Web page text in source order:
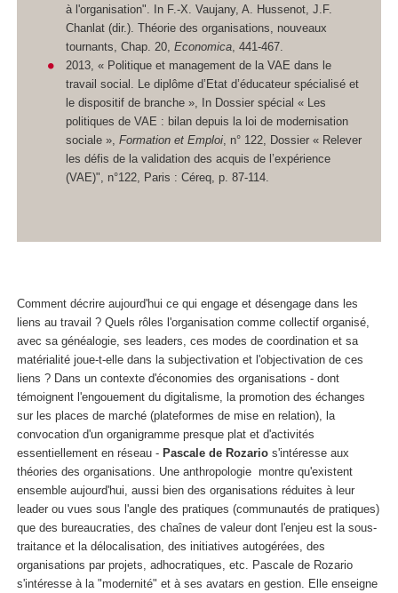
à l'organisation". In F.-X. Vaujany, A. Hussenot, J.F.
Chanlat (dir.). Théorie des organisations, nouveaux
tournants, Chap. 20, Economica, 441-467.
2013, « Politique et management de la VAE dans le
travail social. Le diplôme d’Etat d’éducateur spécialisé et
le dispositif de branche », In Dossier spécial « Les
politiques de VAE : bilan depuis la loi de modernisation
sociale », Formation et Emploi, n° 122, Dossier « Relever
les défis de la validation des acquis de l’expérience
(VAE)", n°122, Paris : Céreq, p. 87-114.
Comment décrire aujourd'hui ce qui engage et désengage dans les
liens au travail ? Quels rôles l'organisation comme collectif organisé,
avec sa généalogie, ses leaders, ces modes de coordination et sa
matérialité joue-t-elle dans la subjectivation et l'objectivation de ces
liens ? Dans un contexte d'économies des organisations - dont
témoignent l'engouement du digitalisme, la promotion des échanges
sur les places de marché (plateformes de mise en relation), la
convocation d'un organigramme presque plat et d'activités
essentiellement en réseau - Pascale de Rozario s'intéresse aux
théories des organisations. Une anthropologie montre qu'existent
ensemble aujourd'hui, aussi bien des organisations réduites à leur
leader ou vues sous l'angle des pratiques (communautés de pratiques)
que des bureaucraties, des chaînes de valeur dont l'enjeu est la sous-
traitance et la délocalisation, des initiatives autogérées, des
organisations par projets, adhocratiques, etc. Pascale de Rozario
s'intéresse à la "modernité" et à ses avatars en gestion. Elle enseigne